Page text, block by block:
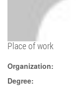
Place of work
Organization:
Degree: